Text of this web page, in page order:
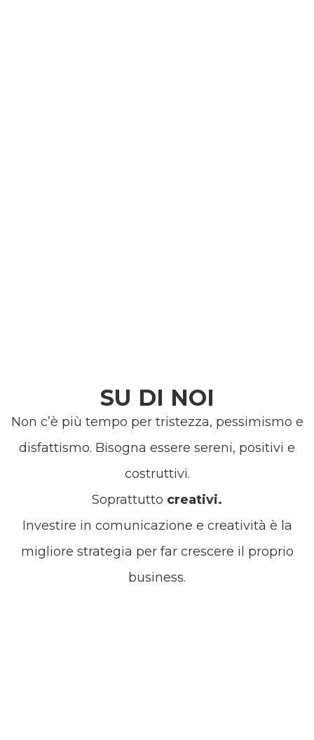
SU DI NOI
Non c’è più tempo per tristezza, pessimismo e
disfattismo. Bisogna essere sereni, positivi e
costruttivi.
Soprattutto creativi.
Investire in comunicazione e creatività è la
migliore strategia per far crescere il proprio
business.